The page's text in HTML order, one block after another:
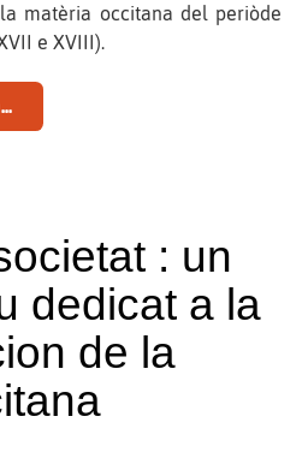
matèria occitana del periòde
e XVIII).
: un
dedicat a la
de la